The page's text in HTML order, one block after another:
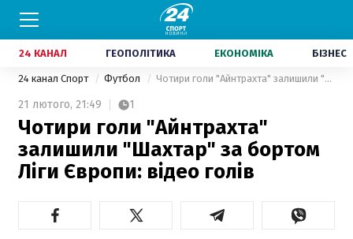
24 КАНАЛ ГЕОПОЛІТИКА ЕКОНОМІКА БІЗНЕС
24 канал Спорт Футбол Чотири голи "Айнтрахта" залишили "Шахтар" за бортом Ліги Європи: відео голів
21 лютого, 21:49 1
Чотири голи "Айнтрахта"
залишили "Шахтар" за бортом
Ліги Європи: відео голів